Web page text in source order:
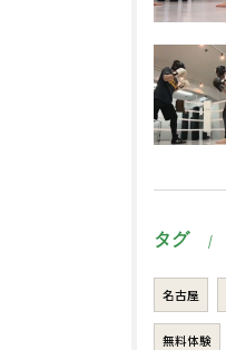
タグ
名古屋
無料体験